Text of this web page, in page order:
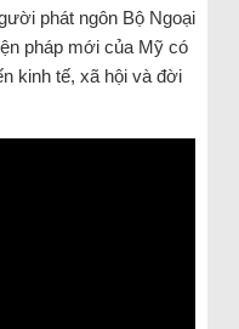
phát ngôn Bộ Ngoại
pháp mới của Mỹ có
kinh tế, xã hội và đời